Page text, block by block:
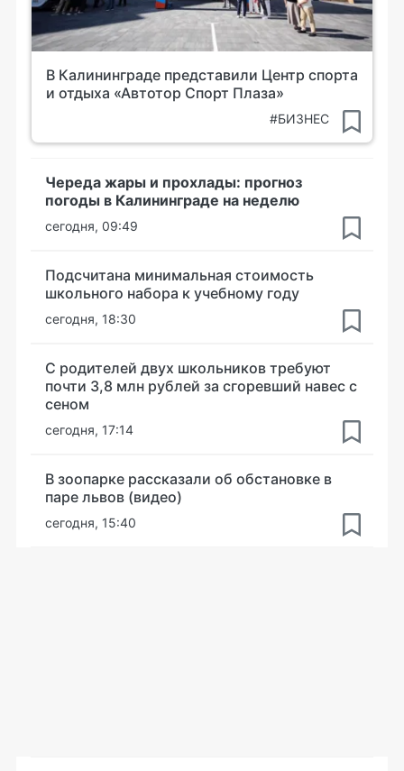
В Калининграде представили Центр спорта
и отдыха «Автотор Спорт Плаза»
#БИЗНЕС
Череда жары и прохлады: прогноз
погоды в Калининграде на неделю
сегодня, 09:49
Подсчитана минимальная стоимость
школьного набора к учебному году
сегодня, 18:30
С родителей двух школьников требуют
почти 3,8 млн рублей за сгоревший навес с
сеном
сегодня, 17:14
В зоопарке рассказали об обстановке в
паре львов (видео)
сегодня, 15:40